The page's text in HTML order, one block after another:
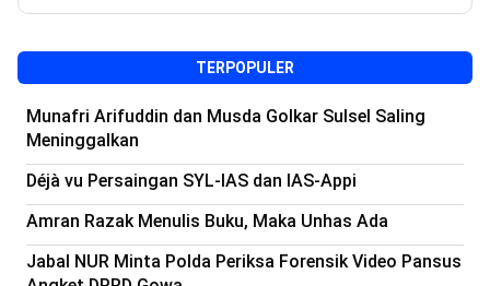
TERPOPULER
Munafri Arifuddin dan Musda Golkar Sulsel Saling
Meninggalkan
Déjà vu Persaingan SYL-IAS dan IAS-Appi
Amran Razak Menulis Buku, Maka Unhas Ada
Jabal NUR Minta Polda Periksa Forensik Video Pansus